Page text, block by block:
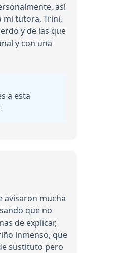
así
mi tutora, Trini,
y de las que
y con una
a esta
avisaron mucha
que no
de explicar,
inmenso, que
sustituto pero